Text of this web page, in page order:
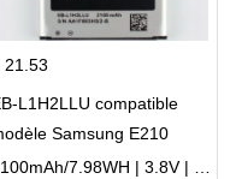
21.53
L1H2LLU compatible
Samsung E210
i939
2100mAh/7.98WH | 3.8V | Li-ion ...